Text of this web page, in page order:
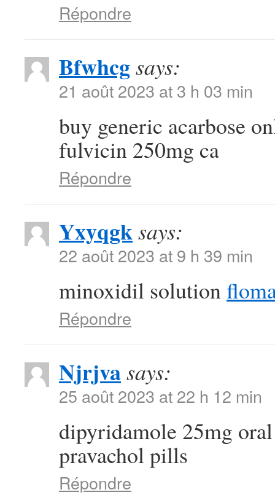
Répondre
Bfwhcgsays:
21 août 2023 at 3 h 03 min
buy generic acarbose
fulvicin 250mg ca
Répondre
Yxyqgksays:
22 août 2023 at 9 h 39 min
minoxidil solution
Répondre
Njrjvasays:
25 août 2023 at 22 h 12 min
dipyridamole 25mg
pravachol pills
Répondre